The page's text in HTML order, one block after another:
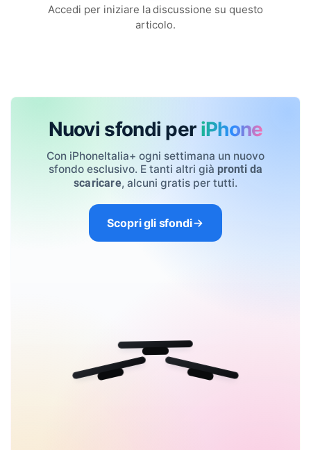
Accedi per iniziare la discussione su questo
articolo.
Nuovi sfondi per iPhone
Con iPhoneItalia+ ogni settimana un nuovo
sfondo esclusivo. E tanti altri già pronti da
scaricare, alcuni gratis per tutti.
Scopri gli sfondi